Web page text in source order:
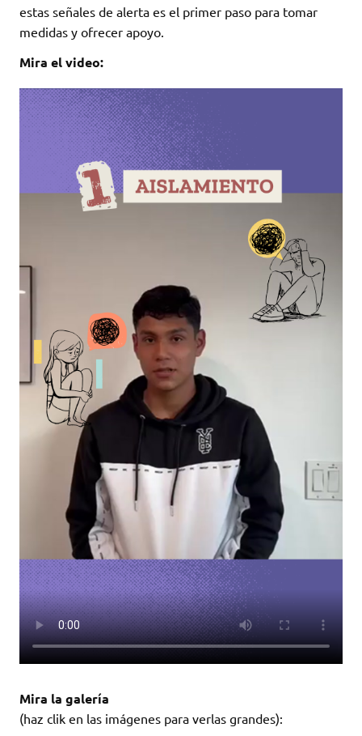
estas señales de alerta es el primer paso para tomar
medidas y ofrecer apoyo.
Mira el video:
Mira la galería
(haz clik en las imágenes para verlas grandes):